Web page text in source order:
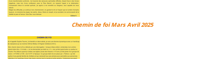
Chemin de foi Mars Avril 2025